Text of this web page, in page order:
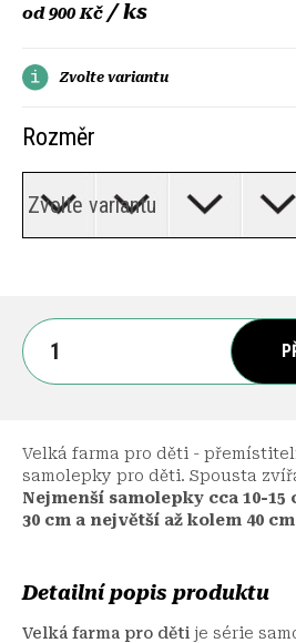
od900 Kč / ks
Zvolte variantu
Rozměr
Velká farma pro děti -
samolepky pro děti. Spousta
Nejmenší samolepky cca 10-
30 cm a největší až kolem 40
Detailní popis produktu
Velká farma pro děti je série